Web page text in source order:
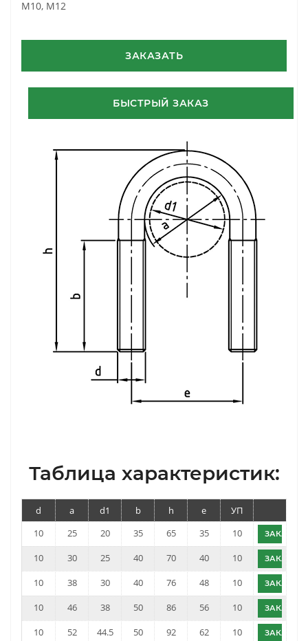
M10, M12
ЗАКАЗАТЬ
БЫСТРЫЙ ЗАКАЗ
Таблица характеристик:
d a d1 b h e
УП
10
25 20 35 65 35 10 ЗАКАЗАТЬ
10 30 25 40 70 40 10 ЗАКАЗАТЬ
10 38 30 40 76 48 10 ЗАКАЗАТЬ
10 46 38 50 86 56 10 ЗАКАЗАТЬ
10 52 44.5 50 92 62 10 ЗАКАЗАТЬ